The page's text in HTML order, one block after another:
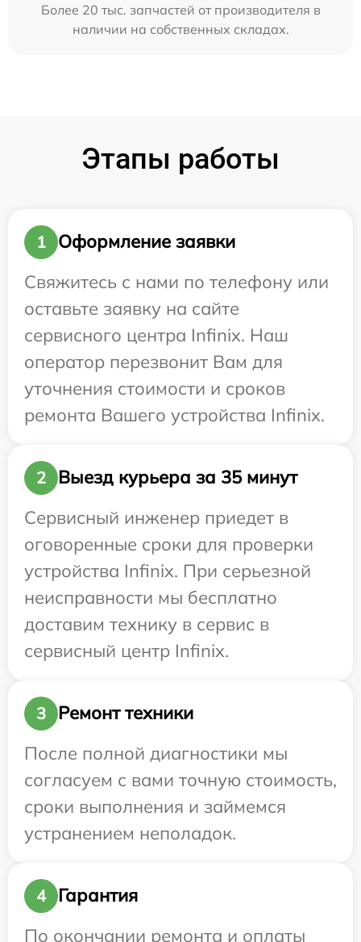
Более 20 тыс. запчастей от производителя в
наличии на собственных складах.
Этапы работы
1
Оформление заявки
Свяжитесь с нами по телефону или
оставьте заявку на сайте
сервисного центра Infinix. Наш
оператор перезвонит Вам для
уточнения стоимости и сроков
ремонта Вашего устройства Infinix.
2
Выезд курьера за 35 минут
Сервисный инженер приедет в
оговоренные сроки для проверки
устройства Infinix. При серьезной
неисправности мы бесплатно
доставим технику в сервис в
сервисный центр Infinix.
3
Ремонт техники
После полной диагностики мы
согласуем с вами точную стоимость,
сроки выполнения и займемся
устранением неполадок.
4
Гарантия
По окончании ремонта и оплаты